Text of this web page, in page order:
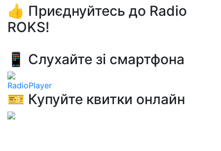
👍 Приєднуйтесь до Radio
ROKS!
📱 Слухайте зі смартфона
RadioPlayer
🎫 Купуйте квитки онлайн